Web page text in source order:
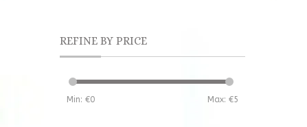
REFINE BY PRICE
Min: €0 Max: €5